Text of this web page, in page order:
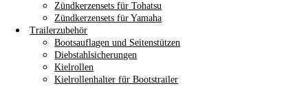
Zündkerzensets für Tohatsu
Zündkerzensets für Yamaha
Trailerzubehör
Bootsauflagen und Seitenstützen
Diebstahlsicherungen
Kielrollen
Kielrollenhalter für Bootstrailer